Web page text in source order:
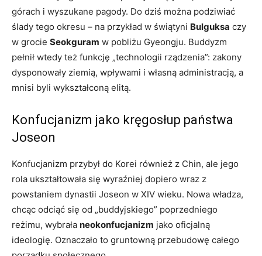
górach i wyszukane pagody. Do dziś można podziwiać
ślady tego okresu – na przykład w świątyni Bulguksa czy
w grocie Seokguram w pobliżu Gyeongju. Buddyzm
pełnił wtedy też funkcję „technologii rządzenia”: zakony
dysponowały ziemią, wpływami i własną administracją, a
mnisi byli wykształconą elitą.
Konfucjanizm jako kręgosłup państwa
Joseon
Konfucjanizm przybył do Korei również z Chin, ale jego
rola ukształtowała się wyraźniej dopiero wraz z
powstaniem dynastii Joseon w XIV wieku. Nowa władza,
chcąc odciąć się od „buddyjskiego” poprzedniego
reżimu, wybrała neokonfucjanizm jako oficjalną
ideologię. Oznaczało to gruntowną przebudowę całego